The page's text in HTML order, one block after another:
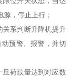
，停止上行；
关系判断升降机提升
预警、报警，并切
旦荷载量达到对应数